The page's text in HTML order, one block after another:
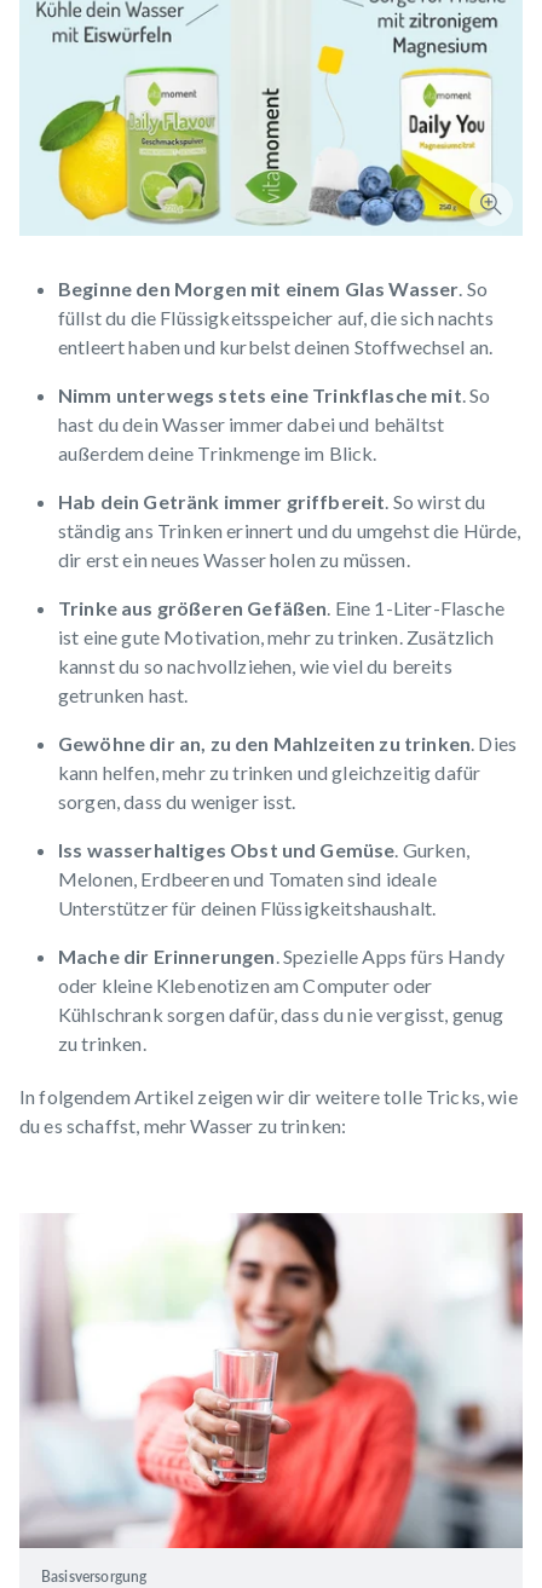
Beginne den Morgen mit einem Glas Wasser. So
füllst du die Flüssigkeitsspeicher auf, die sich nachts
entleert haben und kurbelst deinen Stoffwechsel an.
Nimm unterwegs stets eine Trinkflasche mit. So
hast du dein Wasser immer dabei und behältst
außerdem deine Trinkmenge im Blick.
Hab dein Getränk immer griffbereit. So wirst du
ständig ans Trinken erinnert und du umgehst die Hürde,
dir erst ein neues Wasser holen zu müssen.
Trinke aus größeren Gefäßen. Eine 1-Liter-Flasche
ist eine gute Motivation, mehr zu trinken. Zusätzlich
kannst du so nachvollziehen, wie viel du bereits
getrunken hast.
Gewöhne dir an, zu den Mahlzeiten zu trinken. Dies
kann helfen, mehr zu trinken und gleichzeitig dafür
sorgen, dass du weniger isst.
Iss wasserhaltiges Obst und Gemüse. Gurken,
Melonen, Erdbeeren und Tomaten sind ideale
Unterstützer für deinen Flüssigkeitshaushalt.
Mache dir Erinnerungen. Spezielle Apps fürs Handy
oder kleine Klebenotizen am Computer oder
Kühlschrank sorgen dafür, dass du nie vergisst, genug
zu trinken.
In folgendem Artikel zeigen wir dir weitere tolle Tricks, wie
du es schaffst, mehrWasser zu trinken:
Basisversorgung